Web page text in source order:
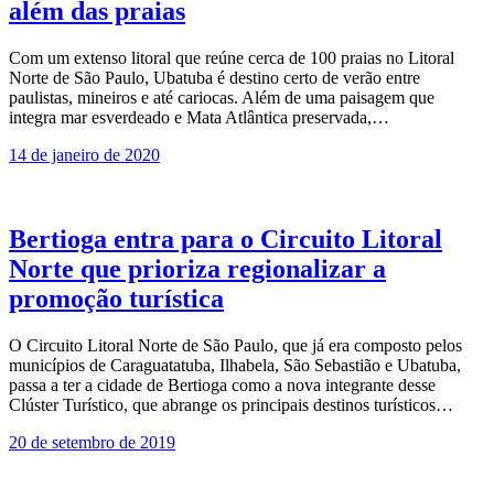
além das praias
Com um extenso litoral que reúne cerca de 100 praias no Litoral
Norte de São Paulo, Ubatuba é destino certo de verão entre
paulistas, mineiros e até cariocas. Além de uma paisagem que
integra mar esverdeado e Mata Atlântica preservada,…
14 de janeiro de 2020
Bertioga entra para o Circuito Litoral
Norte que prioriza regionalizar a
promoção turística
O Circuito Litoral Norte de São Paulo, que já era composto pelos
municípios de Caraguatatuba, Ilhabela, São Sebastião e Ubatuba,
passa a ter a cidade de Bertioga como a nova integrante desse
Clúster Turístico, que abrange os principais destinos turísticos…
20 de setembro de 2019